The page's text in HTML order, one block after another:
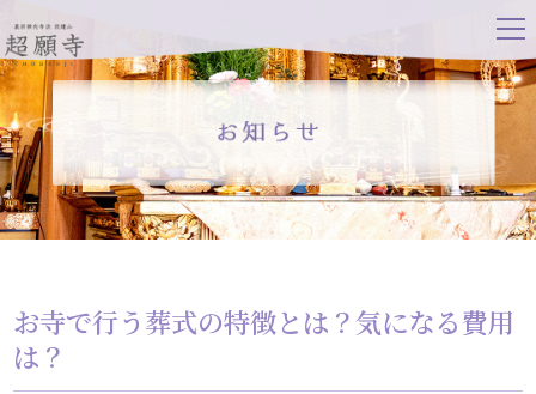
お寺で行う葬式の特徴とは？気になる費用
は？